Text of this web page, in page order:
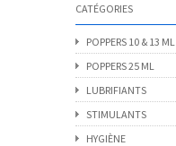
CATÉGORIES
POPPERS 10 & 13 ML
POPPERS 25 ML
LUBRIFIANTS
STIMULANTS
HYGIÈNE